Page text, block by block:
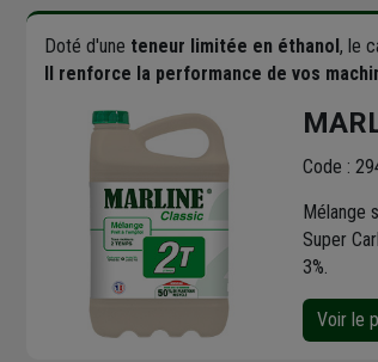
Doté d'une teneur limitée en éthanol , le
Il renforce la performance de vos
Code :
Mélange
Super
3%.
Voir le